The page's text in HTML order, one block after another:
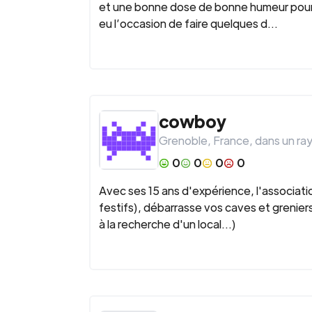
et une bonne dose de bonne humeur
eu l’occasion de faire quelques d...
cowboy
Grenoble, France, dans un
0
0 0
0
Avec ses 15 ans d'expérience,
festifs), débarrasse vos caves et
à la recherche d'un local...)